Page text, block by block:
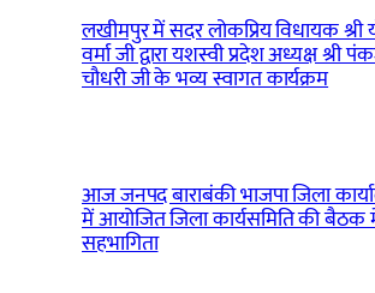
लखीमपुर में सदर लोकप्रिय विधायक श्री
वर्मा जी द्वारा यशस्वी प्रदेश अध्यक्ष श्री
चौधरी जी के भव्य स्वागत कार्यक्रम
आज जनपद बाराबंकी भाजपा जिला
में आयोजित जिला कार्यसमिति की बैठक
सहभागिता